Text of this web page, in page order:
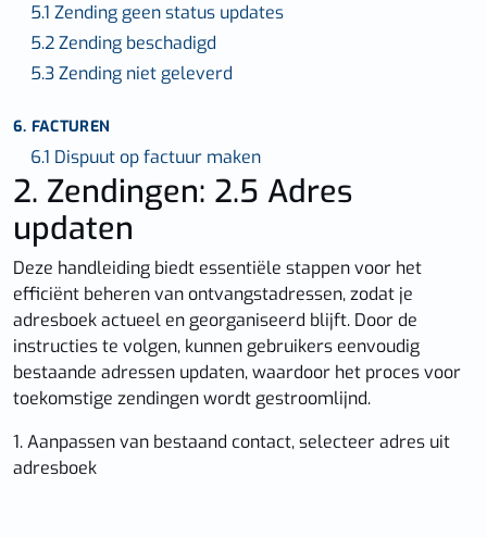
5.1 Zending geen status updates
5.2 Zending beschadigd
5.3 Zending niet geleverd
6. FACTUREN
6.1 Dispuut op factuur maken
2. Zendingen: 2.5 Adres
updaten
Deze handleiding biedt essentiële stappen voor het
efficiënt beheren van ontvangstadressen, zodat je
adresboek actueel en georganiseerd blijft. Door de
instructies te volgen, kunnen gebruikers eenvoudig
bestaande adressen updaten, waardoor het proces voor
toekomstige zendingen wordt gestroomlijnd.
1. Aanpassen van bestaand contact, selecteer adres uit
adresboek